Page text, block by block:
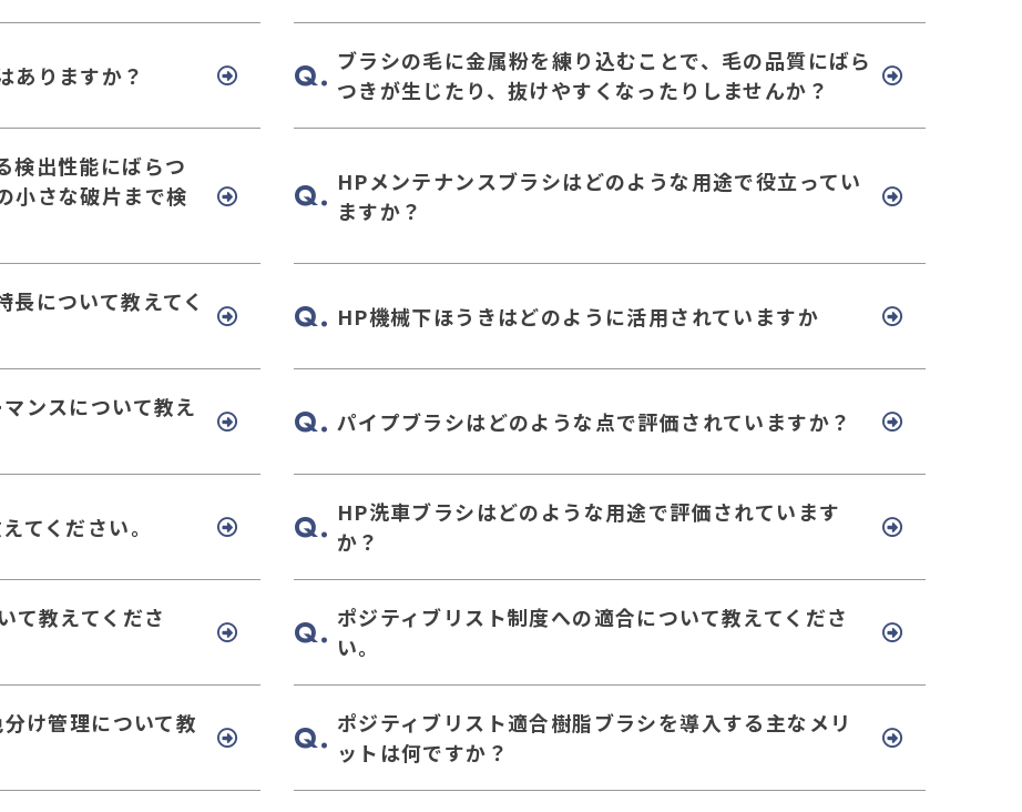
ありますか？
ブラシの毛に金属粉を練り込むことで、毛の品質にばら
つきが生じたり、抜けやすくなったりしませんか？
検出性能にばらつ
小さな破片まで検
HPメンテナンスブラシはどのような用途で役立ってい
ますか？
について教えてく
HP機械下ほうきはどのように活用されていますか
ンスについて教え
パイプブラシはどのような点で評価されていますか？
てください。
HP洗車ブラシはどのような用途で評価されています
か？
て教えてくださ
ポジティブリスト制度への適合について教えてくださ
い。
け管理について教
ポジティブリスト適合樹脂ブラシを導入する主なメリ
ットは何ですか？